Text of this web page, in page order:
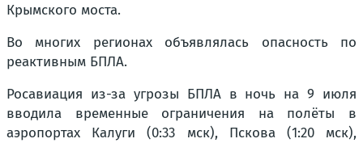
Крымского моста.
Во многих регионах объявлялась опасность по
реактивным БПЛА.
Росавиация из-за угрозы БПЛА в ночь на 9 июля
вводила временные ограничения на полёты в
аэропортах Калуги (0:33 мск), Пскова (1:20 мск),